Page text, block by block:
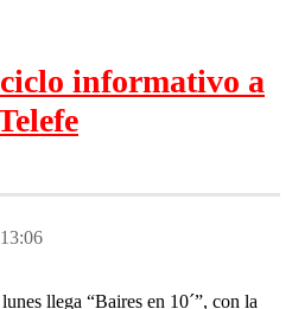
informativo a
llega “Baires en 10´”, con la